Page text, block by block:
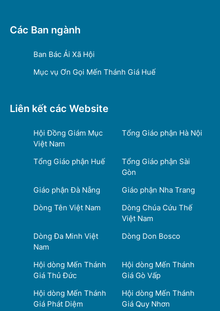
Các Ban ngành
Ban Bác Ái Xã Hội
Mục vụ Ơn Gọi Mến Thánh Giá Huế
Liên kết các Website
Hội Đồng Giám Mục
Việt Nam
Tổng Giáo phận Hà Nội
Tổng Giáo phận Huế
Tổng Giáo phận Sài
Gòn
Giáo phận Đà Nẵng
Giáo phận Nha Trang
Dòng Tên Việt Nam
Dòng Chúa Cứu Thế
Việt Nam
Dòng Đa Minh Việt
Nam
Dòng Don Bosco
Hội dòng Mến Thánh
Giá Thủ Đức
Hội dòng Mến Thánh
Giá Gò Vấp
Hội dòng Mến Thánh
Giá Phát Diệm
Hội dòng Mến Thánh
Giá Quy Nhơn